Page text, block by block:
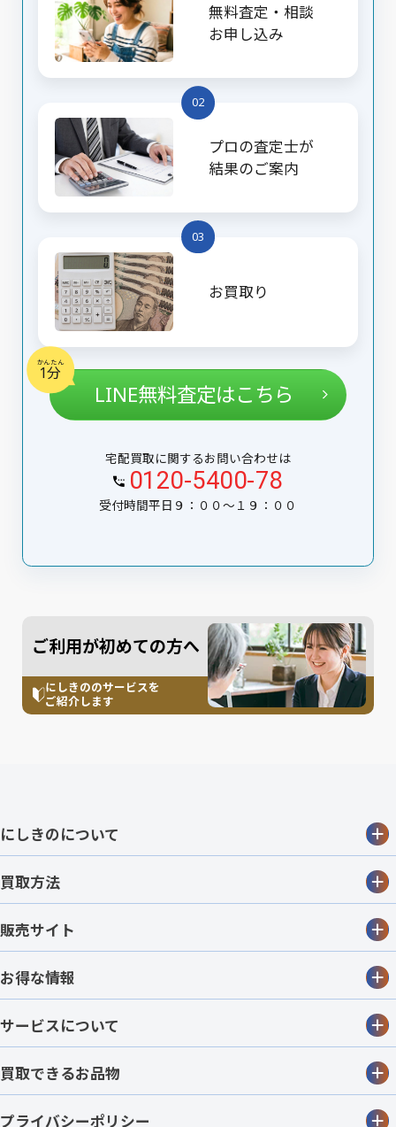
無料査定・相談
お申し込み
02
プロの査定士が
結果のご案内
03
お買取り
かんたん
1分
LINE無料査定はこちら
宅配買取に関するお問い合わせは
0120-5400-78
受付時間平日９：００〜１９：００
ご利用が初めての方へ
にしきののサービスを
ご紹介します
にしきのについて
買取方法
販売サイト
お得な情報
サービスについて
買取できるお品物
プライバシーポリシー